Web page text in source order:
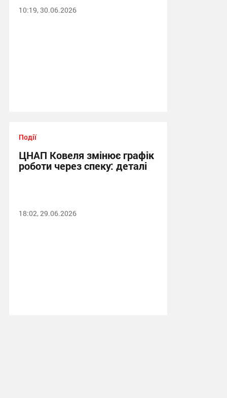
10:19, 30.06.2026
Події
ЦНАП Ковеля змінює графік
роботи через спеку: деталі
18:02, 29.06.2026